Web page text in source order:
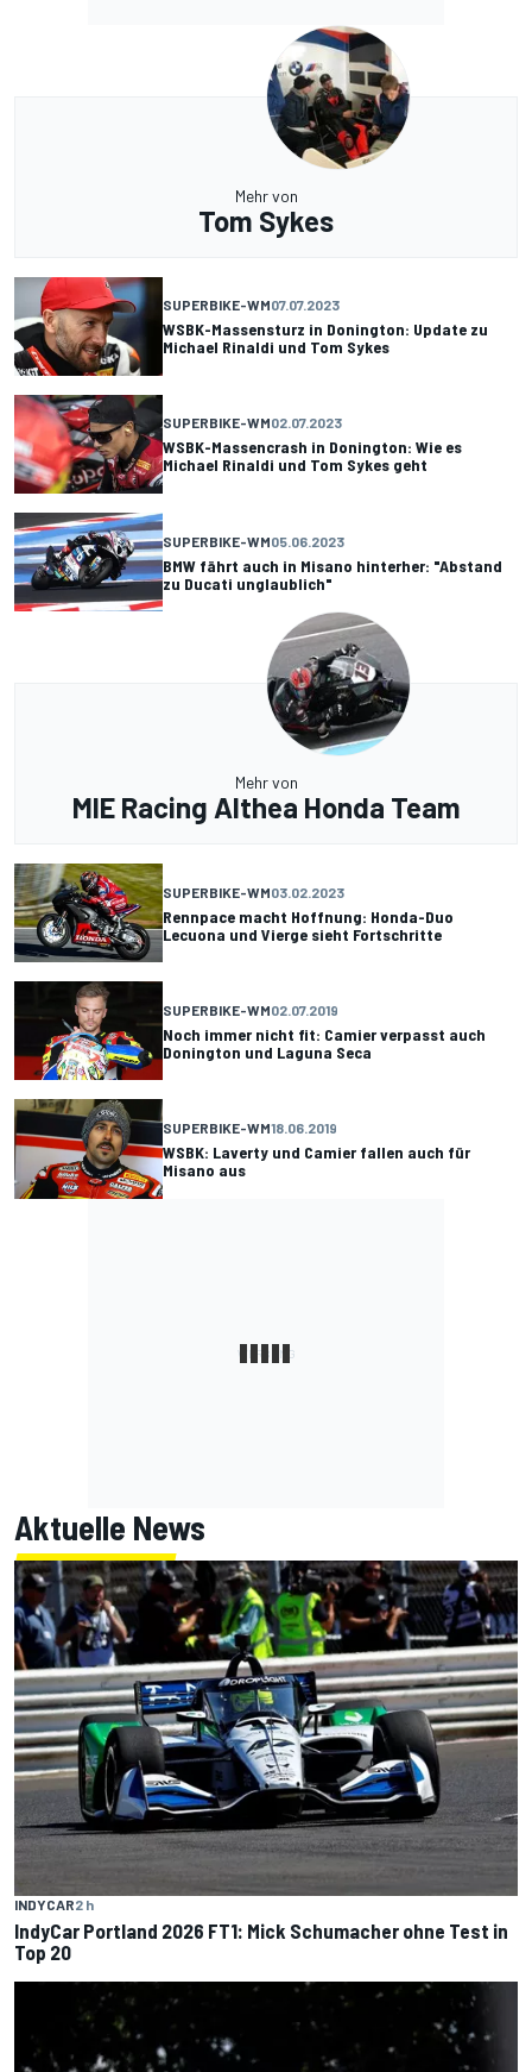
Mehr von
Tom Sykes
SUPERBIKE-WM07.07.2023
WSBK-Massensturz in Donington: Update zu
Michael Rinaldi und Tom Sykes
SUPERBIKE-WM02.07.2023
WSBK-Massencrash in Donington: Wie es
Michael Rinaldi und Tom Sykes geht
SUPERBIKE-WM05.06.2023
BMW fährt auch in Misano hinterher: "Abstand
zu Ducati unglaublich"
Mehr von
MIE Racing Althea Honda Team
SUPERBIKE-WM03.02.2023
Rennpace macht Hoffnung: Honda-Duo
Lecuona und Vierge sieht Fortschritte
SUPERBIKE-WM02.07.2019
Noch immer nicht fit: Camier verpasst auch
Donington und Laguna Seca
SUPERBIKE-WM18.06.2019
WSBK: Laverty und Camier fallen auch für
Misano aus
Aktuelle News
INDYCAR2 h
IndyCar Portland 2026 FT1: Mick Schumacher ohne Test in
Top 20